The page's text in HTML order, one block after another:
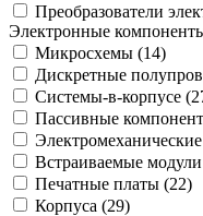
Преобразователи
Электронные
Микросхемы (14)
Дискретные
Системы-в-корпусе (
Пассивные
Встраиваемые
Печатные платы (22)
Корпуса (29)